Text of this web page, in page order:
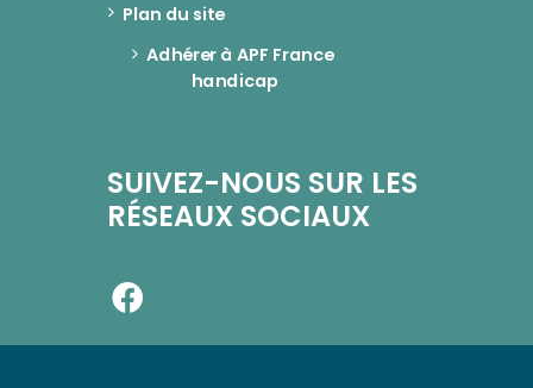
Plan du site
Adhérer à APF France
handicap
SUIVEZ-NOUS SUR LES
RÉSEAUX SOCIAUX